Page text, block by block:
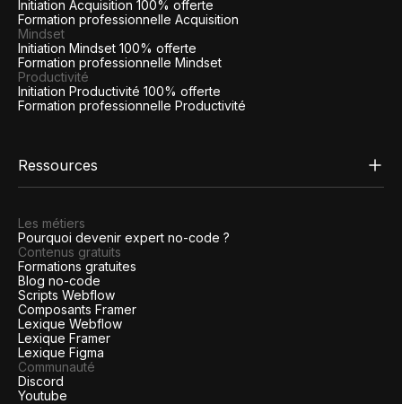
Initiation Acquisition 100% offerte
Formation professionnelle Acquisition
Mindset
Initiation Mindset 100% offerte
Formation professionnelle Mindset
Productivité
Initiation Productivité 100% offerte
Formation professionnelle Productivité
Ressources
Les métiers
Pourquoi devenir expert no-code ?
Contenus gratuits
Formations gratuites
Blog no-code
Scripts Webflow
Composants Framer
Lexique Webflow
Lexique Framer
Lexique Figma
Communauté
Discord
Youtube